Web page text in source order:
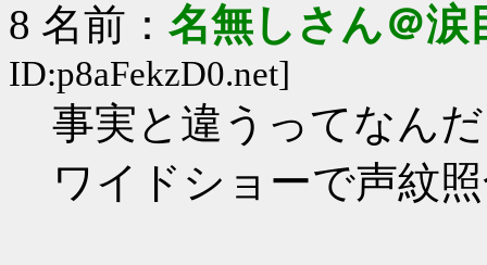
8 名前： 名無しさん＠涙
ID:p8aFekzD0.net]
事実と違うってなん
ワイドショーで声紋